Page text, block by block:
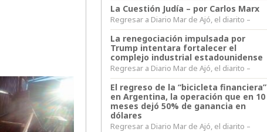
La Cuestión Judía – por Carlos Marx
Regresar a Diario Mar de Ajó, el diarito –
La renegociación impulsada por
Trump intentara fortalecer el
complejo industrial estadounidense
Regresar a Diario Mar de Ajó, el diarito –
El regreso de la “bicicleta financiera”
en Argentina, la operación que en 10
meses dejó 50% de ganancia en
dólares
Regresar a Diario Mar de Ajó, el diarito –